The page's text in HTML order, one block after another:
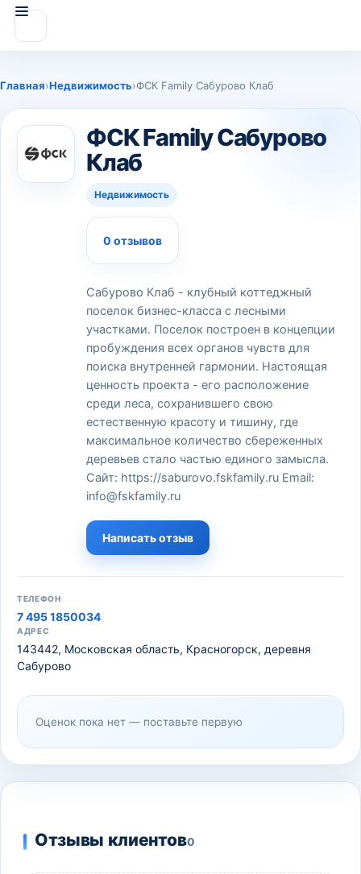
Главная›Недвижимость›ФСК Family Сабурово Клаб
ФСК Family Сабурово
Клаб
Недвижимость
0 отзывов
Сабурово Клаб - клубный коттеджный
поселок бизнес-класса с лесными
участками. Поселок построен в концепции
пробуждения всех органов чувств для
поиска внутренней гармонии. Настоящая
ценность проекта - его расположение
среди леса, сохранившего свою
естественную красоту и тишину, где
максимальное количество сбереженных
деревьев стало частью единого замысла.
Сайт: https://saburovo.fskfamily.ru Email:
info@fskfamily.ru
Написать отзыв
ТЕЛЕФОН
7 495 1850034
АДРЕС
143442, Московская область, Красногорск, деревня
Сабурово
Оценок пока нет — поставьте первую
Отзывы клиентов0